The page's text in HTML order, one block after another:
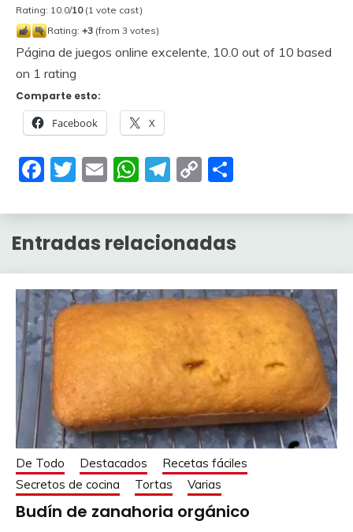
Rating: 10.0/10(1 vote cast)
Rating: +3 (from 3 votes)
Página de juegos online excelente, 10.0 out of 10 based
on 1 rating
Comparte esto:
Facebook X
Facebook
Twitter
EmailWhatsApp
Telegram
Copy
Entradas relacionadas
De Todo Destacados
Recetas fáciles
Secretos de cocina
Tortas Varias
Budín de zanahoria orgánico